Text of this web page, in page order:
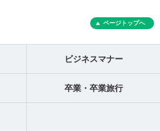
ページトップへ
ビジネスマナー
卒業・卒業旅行